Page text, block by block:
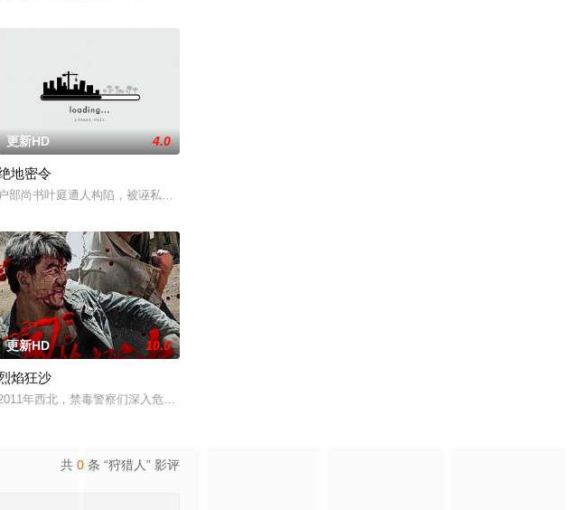
汉密尔顿决定返回未婚妻身边，并计划未
为“无胜利队”的业余球队。当一群问题少年遇上背负阴影的教练，他们面对
社会秩序的破坏为主题，旨在通过电影让观众意识到毒品的可怕，着重塑造了缉毒警察在危险环境中坚守
更新HD 4.0
地密令
户部尚书叶庭遭人构陷，被诬私贪国库银两，身陷囹圄在即，叶庭急召其子叶护相见。叶护心知父亲蒙冤，却
然不知，这趟旅程不过是一场精心布局的
重大事件后，被迫加入保健品公司，实现了自我价值体验到社会存在感。后因
为主人公，以他的一段人生经历为媒介。讲述了石狮当地非物质文化遗产——石狮狮阵，是如何传承、发展
更新HD 10.0
焰狂沙
年西北，禁毒警察们深入危险境地，与毒贩展开了一场惊心动魄的较量。三年后，杨天追查战友马超遇
共 0 条 “狩猎人” 影评